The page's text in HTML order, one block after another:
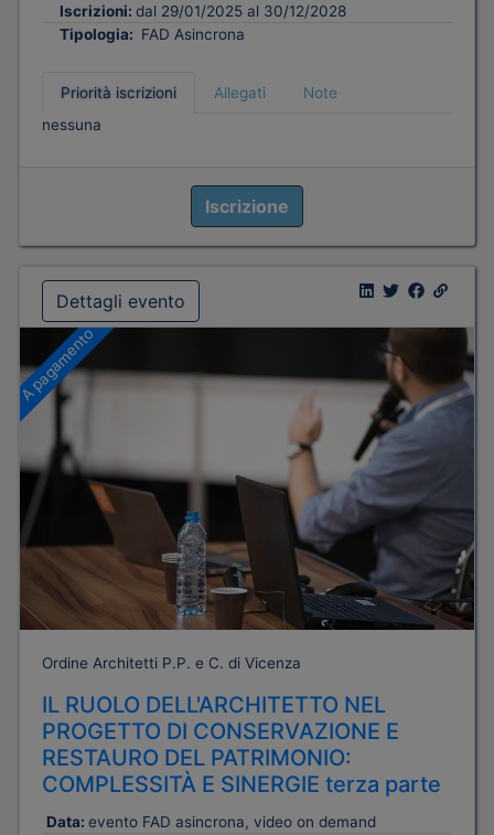
Iscrizioni: dal 29/01/2025 al 30/12/2028
Tipologia: FAD Asincrona
Priorità iscrizioni Allegati
Note
nessuna
Iscrizione
Dettagli evento
A pagamento
Ordine Architetti P.P. e C. di Vicenza
IL RUOLO DELL'ARCHITETTO NEL
PROGETTO DI CONSERVAZIONE E
RESTAURO DEL PATRIMONIO:
COMPLESSITÀ E SINERGIE terza parte
Data: evento FAD asincrona, video on demand